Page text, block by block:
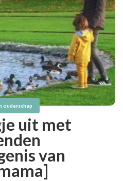
ouderschap
uit met
van